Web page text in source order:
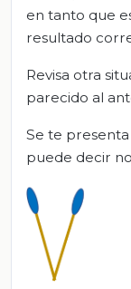
en tanto que
resultado
Revisa otra
parecido al
Se te
puede decir